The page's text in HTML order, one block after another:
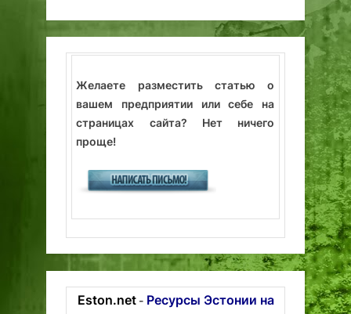
Желаете разместить статью о
вашем предприятии или себе на
страницах сайта? Нет ничего
проще!
Eston.net- Ресурсы Эстонии на